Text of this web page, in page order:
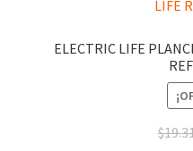
ELECTRIC LIFE
$